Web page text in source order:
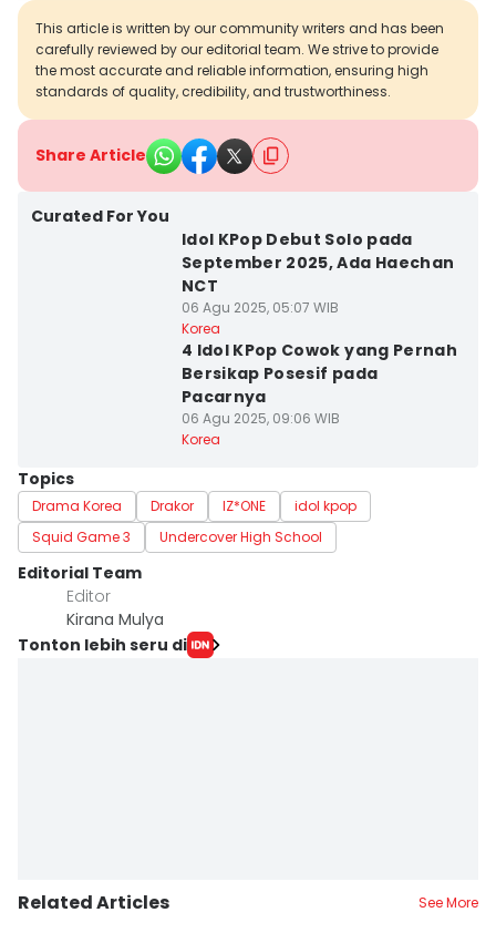
This article is written by our community writers and has been
carefully reviewed by our editorial team. We strive to provide
the most accurate and reliable information, ensuring high
standards of quality, credibility, and trustworthiness.
Share Article
Curated For You
Idol KPop Debut Solo pada
September 2025, Ada Haechan
NCT
06 Agu 2025, 05:07 WIB
Korea
4 Idol KPop Cowok yang Pernah
Bersikap Posesif pada
Pacarnya
06 Agu 2025, 09:06 WIB
Korea
Topics
Drama Korea Drakor IZ*ONE
idol kpop
Squid Game 3
Undercover High School
Editorial Team
Editor
Kirana Mulya
Tonton lebih seru di
Related Articles See More